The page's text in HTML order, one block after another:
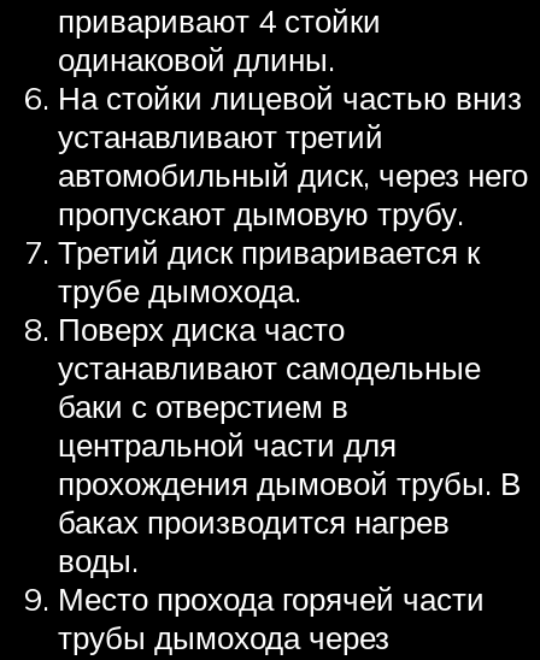
приваривают 4 стойки
одинаковой длины.
На стойки лицевой частью вниз
устанавливают третий
автомобильный диск, через него
пропускают дымовую трубу.
Третий диск приваривается к
трубе дымохода.
Поверх диска часто
устанавливают самодельные
баки с отверстием в
центральной части для
прохождения дымовой трубы. В
баках производится нагрев
воды.
Место прохода горячей части
трубы дымохода через